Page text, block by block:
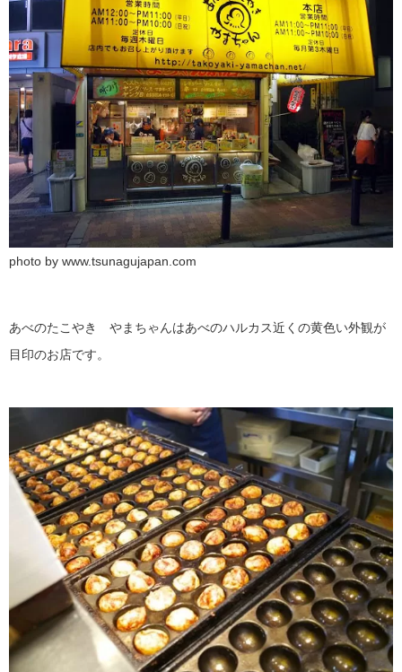
photo by www.tsunagujapan.com
あべのたこやき やまちゃんはあべのハルカス近くの黄色い外観が
目印のお店です。